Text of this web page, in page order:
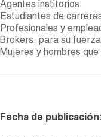
Agentes institorios.
Estudiantes de
Profesionales y
Brokers, para su
Mujeres y hombres
Fecha de publicación: